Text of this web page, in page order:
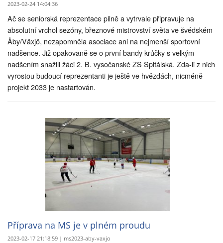
2023-02-24 14:04:36
Ač se seniorská reprezentace pilně a vytrvale připravuje na
absolutní vrchol sezóny, březnové mistrovství světa ve švédském
Åby/Växjö, nezapomněla asociace ani na nejmenší sportovní
nadšence. Již opakovaně se o první bandy krůčky s velkým
nadšením snažili žáci 2. B. vysočanské ZŠ Špitálská. Zda-li z nich
vyrostou budoucí reprezentanti je ještě ve hvězdách, nicméně
projekt 2033 je nastartován.
Příprava na MS je v plném proudu
2023-02-17 21:18:59 | ms2023-aby-vaxjo